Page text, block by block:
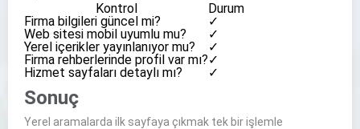
Kontrol
Durum
Firma bilgileri güncel mi?
✓
Web sitesi mobil uyumlu mu?
✓
Yerel içerikler yayınlanıyor mu?
✓
Firma rehberlerinde profil var mı?✓
Hizmet sayfaları detaylı mı?
✓
Sonuç
Yerel aramalarda ilk sayfaya çıkmak tek bir işlemle